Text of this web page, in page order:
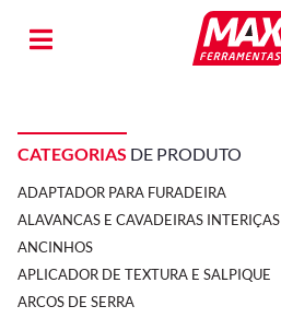
CATEGORIAS DE PRODUTO
ADAPTADOR PARA FURADEIRA
ALAVANCAS E CAVADEIRAS INTERIÇAS
ANCINHOS
APLICADOR DE TEXTURA E SALPIQUE
ARCOS DE SERRA